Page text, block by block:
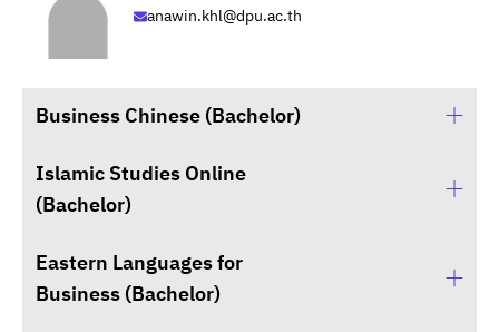
anawin.khl@dpu.ac.th
Business Chinese (Bachelor)
Lecturer Jutamart Limsupanark
Islamic Studies Online
(Bachelor)
Lecturer Amnart Mahamad
Head of Bachelor's Program in Islamic Studies
Eastern Languages for
Business (Bachelor)